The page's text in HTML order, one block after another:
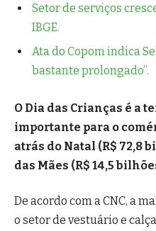
Setor de serviços
IBGE.
Ata do Copom indica
bastante prolongado”.
O Dia das Crianças é a
importante para o
atrás do Natal (R$ 72,8
das Mães (R$ 14,5
De acordo com a CNC, a
o setor de vestuário e